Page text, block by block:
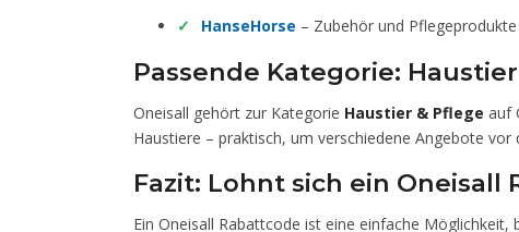
HanseHorse – Zubehör und
Passende Kategorie:
Oneisall gehört zur Kategorie Haustier & Pflege auf
Haustiere – praktisch, um verschiedene Angebote vor
Fazit: Lohnt sich ein Oneisall
Ein Oneisall Rabattcode ist eine einfache